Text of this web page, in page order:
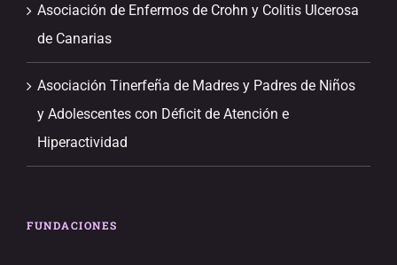
Asociación de Enfermos de Crohn y Colitis Ulcerosa
de Canarias
Asociación Tinerfeña de Madres y Padres de Niños
y Adolescentes con Déficit de Atención e
Hiperactividad
FUNDACIONES